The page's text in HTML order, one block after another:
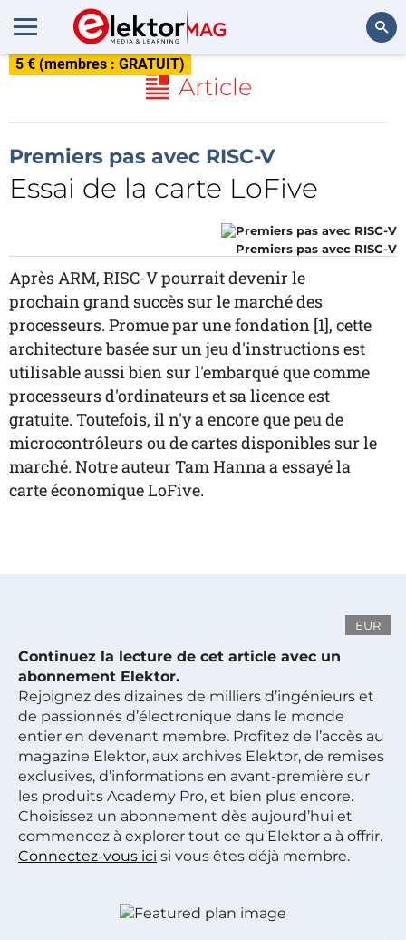
5 € (membres : GRATUIT)
Article
Premiers pas avec RISC-V
Essai de la carte LoFive
Premiers pas avec RISC-V
Après ARM, RISC-V pourrait devenir le
prochain grand succès sur le marché des
processeurs. Promue par une fondation [1], cette
architecture basée sur un jeu d'instructions est
utilisable aussi bien sur l'embarqué que comme
processeurs d'ordinateurs et sa licence est
gratuite. Toutefois, il n'y a encore que peu de
microcontrôleurs ou de cartes disponibles sur le
marché. Notre auteur Tam Hanna a essayé la
carte économique LoFive.
EUR
Continuez la lecture de cet article avec un
abonnement Elektor.
Rejoignez des dizaines de milliers d’ingénieurs et
de passionnés d’électronique dans le monde
entier en devenant membre. Profitez de l’accès au
magazine Elektor, aux archives Elektor, de remises
exclusives, d’informations en avant-première sur
les produits Academy Pro, et bien plus encore.
Choisissez un abonnement dès aujourd’hui et
commencez à explorer tout ce qu’Elektor a à offrir.
Connectez-vous ici si vous êtes déjà membre.